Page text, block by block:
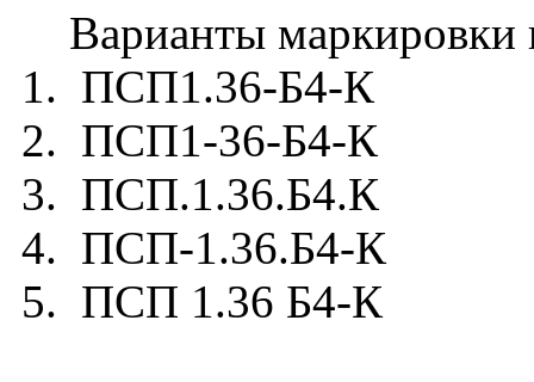
Варианты маркировки
1. ПСП1.36-Б4-К
2. ПСП1-36-Б4-К
3. ПСП.1.36.Б4.К
4. ПСП-1.36.Б4-К
5. ПСП 1.36 Б4-К